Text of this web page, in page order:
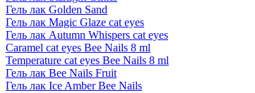
Гель лак Golden Sand
Гель лак Magic Glaze cat eyes
Гель лак Autumn Whispers cat eyes
Caramel cat eyes Bee Nails 8 ml
Temperature cat eyes Bee Nails 8 ml
Гель лак Bee Nails Fruit
Гель лак Ice Amber Bee Nails